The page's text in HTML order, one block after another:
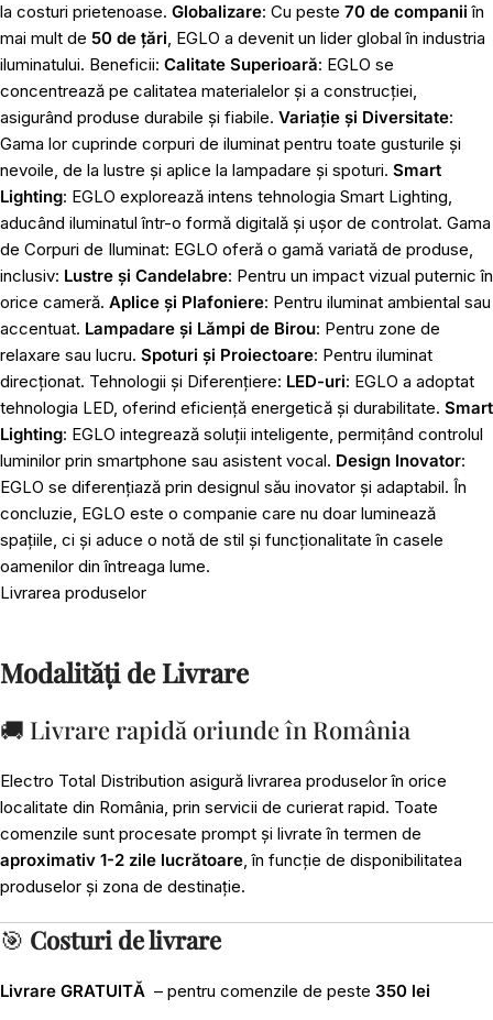
la costuri prietenoase. Globalizare: Cu peste 70 de companii în
mai mult de 50 de țări, EGLO a devenit un lider global în industria
iluminatului. Beneficii: Calitate Superioară: EGLO se
concentrează pe calitatea materialelor și a construcției,
asigurând produse durabile și fiabile. Variație și Diversitate:
Gama lor cuprinde corpuri de iluminat pentru toate gusturile și
nevoile, de la lustre și aplice la lampadare și spoturi. Smart
Lighting: EGLO explorează intens tehnologia Smart Lighting,
aducând iluminatul într-o formă digitală și ușor de controlat. Gama
de Corpuri de Iluminat: EGLO oferă o gamă variată de produse,
inclusiv: Lustre și Candelabre: Pentru un impact vizual puternic în
orice cameră. Aplice și Plafoniere: Pentru iluminat ambiental sau
accentuat. Lampadare și Lămpi de Birou: Pentru zone de
relaxare sau lucru. Spoturi și Proiectoare: Pentru iluminat
direcționat. Tehnologii și Diferențiere: LED-uri: EGLO a adoptat
tehnologia LED, oferind eficiență energetică și durabilitate. Smart
Lighting: EGLO integrează soluții inteligente, permițând controlul
luminilor prin smartphone sau asistent vocal. Design Inovator:
EGLO se diferențiază prin designul său inovator și adaptabil. În
concluzie, EGLO este o companie care nu doar luminează
spațiile, ci și aduce o notă de stil și funcționalitate în casele
oamenilor din întreaga lume.
Livrarea produselor
Modalități de Livrare
🚚 Livrare rapidă oriunde în România
Electro Total Distribution asigură livrarea produselor în orice
localitate din România, prin servicii de curierat rapid. Toate
comenzile sunt procesate prompt și livrate în termen de
aproximativ 1-2 zile lucrătoare, în funcție de disponibilitatea
produselor și zona de destinație.
🎯 Costuri de livrare
Livrare GRATUITĂ – pentru comenzile de peste 350 lei